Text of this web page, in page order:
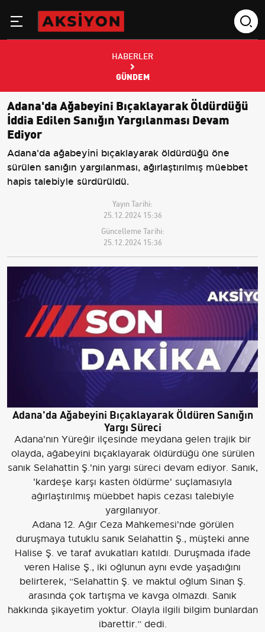
HABERLER
GÜNDEM
Adana'da Ağabeyini Bıçaklayarak Öldürdüğü
İddia Edilen Sanığın Yargılanması Devam
Ediyor
Adana'da ağabeyini bıçaklayarak öldürdüğü öne
sürülen sanığın yargılanması, ağırlaştırılmış müebbet
hapis talebiyle sürdürüldü.
Yayın Tarihi:
25.12.2024 15:36
Güncelleme Tarihi:
25.12.2024 15:36
Adana'da Ağabeyini Bıçaklayarak Öldüren Sanığın
Yargı Süreci
Adana'nın Yüreğir ilçesinde meydana gelen trajik bir
olayda, ağabeyini bıçaklayarak öldürdüğü öne sürülen
sanık Selahattin Ş.'nin yargı süreci devam ediyor. Sanık,
'kardeşe karşı kasten öldürme' suçlamasıyla
ağırlaştırılmış müebbet hapis cezası talebiyle
yargılanıyor.
Adana 12. Ağır Ceza Mahkemesi'nde görülen
duruşmaya tutuklu sanık Selahattin Ş., müşteki anne
Halise Ş. ve taraf avukatları katıldı. Duruşmada ifade
veren Halise Ş., iki oğlunun aynı evde yaşadığını
belirterek, “Selahattin Ş. ve maktul oğlum Sinan Ş.
arasında çok tartışma ve kavga olmazdı. Sanık
hakkında şikayetim yoktur. Olayla ilgili bilgim bunlardan
ibarettir.” dedi.